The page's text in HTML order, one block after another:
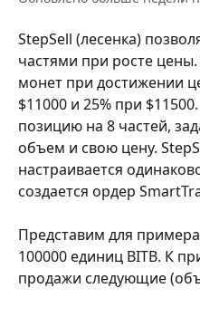
StepSell (лесенка)
частями при росте
монет при достижении
$11000 и 25% при
позицию на 8 частей,
объем и свою цену.
настраивается
создается ордер
Представим для
100000 единиц BITB. К
продажи следующие